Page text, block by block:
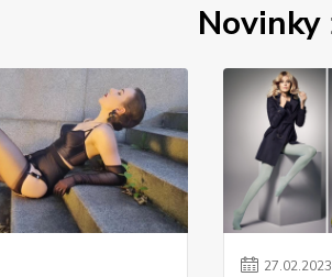
Novinky
27.02.2023